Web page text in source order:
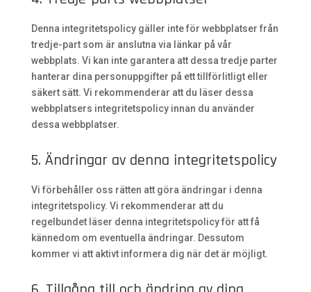
Denna integritetspolicy gäller inte för webbplatser från
tredje-part som är anslutna via länkar på vår
webbplats. Vi kan inte garantera att dessa tredje parter
hanterar dina personuppgifter på ett tillförlitligt eller
säkert sätt. Vi rekommenderar att du läser dessa
webbplatsers integritetspolicy innan du använder
dessa webbplatser.
5. Ändringar av denna integritetspolicy
Vi förbehåller oss rätten att göra ändringar i denna
integritetspolicy. Vi rekommenderar att du
regelbundet läser denna integritetspolicy för att få
kännedom om eventuella ändringar. Dessutom
kommer vi att aktivt informera dig när det är möjligt.